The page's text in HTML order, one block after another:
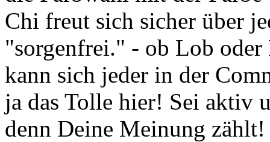
Chi freut sich sicher über
"sorgenfrei." - ob Lob
kann sich jeder in der
ja das Tolle hier! Sei aktiv
denn Deine Meinung zählt!